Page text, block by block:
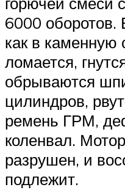
6000 оборотов.
как в каменную
ломается,
обрываются
цилиндров,
ремень ГРМ,
коленвал.
разрушен, и
подлежит.